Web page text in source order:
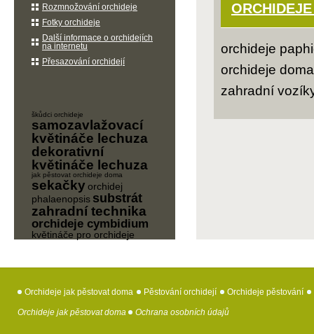
orchideje
orchideje
zahradní
Rozmnožování orchideje
Fotky orchideje
Další informace o orchidejích
na internetu
Přesazování orchidejí
škůdci orchideje
samozavlažovací
květináče lechuza
dekorativní
květináče lechuza
jak pěstovat orchideje doma
sekačky orchidej
phalaenopsis substrát
zahradní technika
orchideje cymbidium
květináče pro orchideje
Orchideje jak pěstovat doma Pěstování orchidejí Orchideje pěstování
Orchideje jak pěstovat doma Ochrana osobních údajů